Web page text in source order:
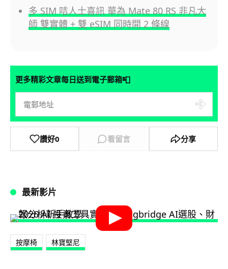
多 SIM 咭人士喜訊 華為 Mate 80 RS 非凡大
師 雙實體 + 雙 eSIM 同時開 2 條線
更多精彩文章每日送到電子郵箱📮
讚好0 看留言 分享
最新影片
按摩椅 林寶堅尼